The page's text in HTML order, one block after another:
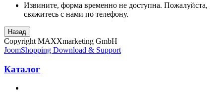
Извините, форма временно не доступна. Пожалуйста,
свяжитесь с нами по телефону.
Copyright MAXXmarketing GmbH
JoomShopping Download & Support
Каталог